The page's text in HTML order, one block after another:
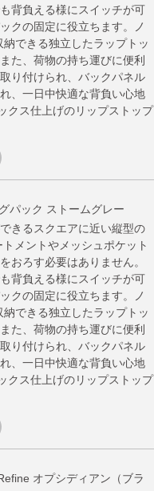
背負える様にスイッチが可
クの固定に役立ちます。ノ
できる独立したラップトッ
た、荷物の持ち運びに便利
り付けられ、バックパネル
、一日中快適な背負い心地
クス仕上げのリップストップ
パック ストームグレー
きるスクエアに近い縦型の
メントやメッシュポケット
おろす必要はありません。
背負える様にスイッチが可
クの固定に役立ちます。ノ
できる独立したラップトッ
た、荷物の持ち運びに便利
り付けられ、バックパネル
、一日中快適な背負い心地
クス仕上げのリップストップ
オプシディアン（ブラ